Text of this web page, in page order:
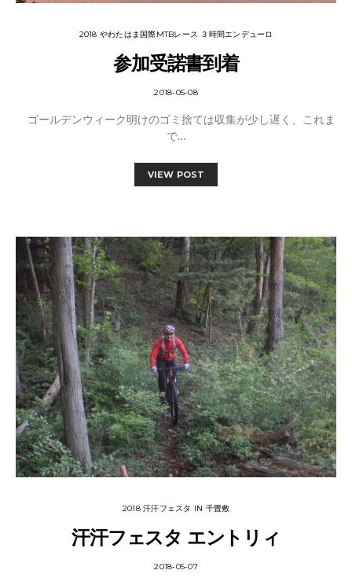
2018 やわたはま国際MTBレース ３時間エンデューロ
参加受諾書到着
2018-05-08
ゴールデンウィーク明けのゴミ捨ては収集が少し遅く、これま
で…
VIEW POST
2018 汗汗フェスタ IN 千畳敷
汗汗フェスタ エントリィ
2018-05-07